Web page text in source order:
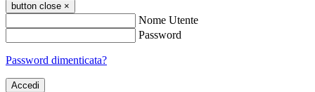
button close ×
Nome Utente
Password
Password dimenticata?